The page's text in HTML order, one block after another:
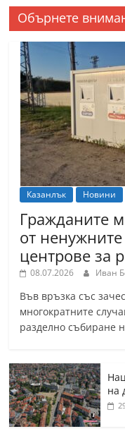
Обърнете
Казанлък Новини
Гражданите
от
центрове за
08.07.2026 Иван
Във връзка със
многократните
разделно събиране
на